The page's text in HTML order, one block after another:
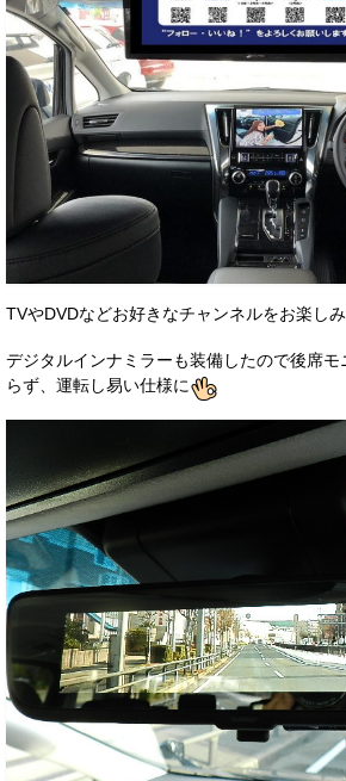
TVやDVDなどお好きなチャンネルをお楽し
デジタルインナミラーも装備したので後席
らず、運転し易い仕様に